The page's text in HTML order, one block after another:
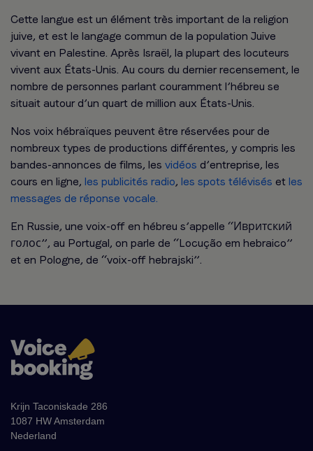
Cette langue est un élément très important de la religion
juive, et est le langage commun de la population Juive
vivant en Palestine. Après Israël, la plupart des locuteurs
vivent aux États-Unis. Au cours du dernier recensement, le
nombre de personnes parlant couramment l’hébreu se
situait autour d’un quart de million aux États-Unis.
Nos voix hébraïques peuvent être réservées pour de
nombreux types de productions différentes, y compris les
bandes-annonces de films, les vidéos d’entreprise, les
cours en ligne, les publicités radio, les spots télévisés et les
messages de réponse vocale.
En Russie, une voix-off en hébreu s’appelle “Ивритский
голос”, au Portugal, on parle de “Locução em hebraico”
et en Pologne, de “voix-off hebrajski”.
Krijn Taconiskade 286
1087 HW Amsterdam
Nederland